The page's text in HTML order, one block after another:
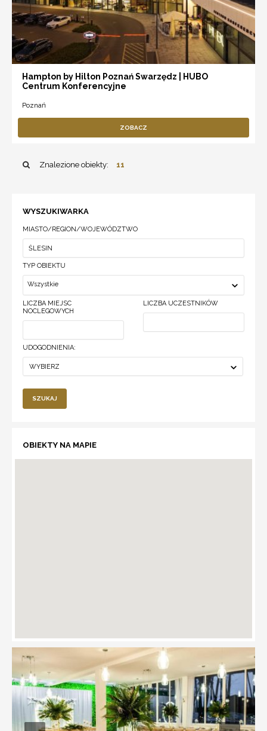
Hampton by Hilton Poznań Swarzędz | HUBO
Centrum Konferencyjne
Poznań
ZOBACZ
Znalezione obiekty: 11
WYSZUKIWARKA
MIASTO/REGION/WOJEWÓDZTWO
TYP OBIEKTU
Wszystkie
LICZBA MIEJSC
NOCLEGOWYCH
LICZBA UCZESTNIKÓW
UDOGODNIENIA:
WYBIERZ
SZUKAJ
OBIEKTY NA MAPIE